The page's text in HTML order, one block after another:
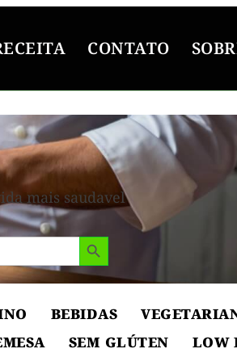
CONTATO
mais saudavel
Search Button
BEBIDAS
SEM GLÚTEN LOW